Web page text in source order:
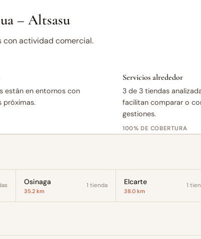
– Altsasu
con actividad comercial.
están en entornos con
próximas.
Servicios alrededor
3 de 3 tiendas
facilitan comparar o
gestiones.
100% DE COBERTURA
Osinaga
35.2 km
1 tienda Elcarte
38.0 km
1